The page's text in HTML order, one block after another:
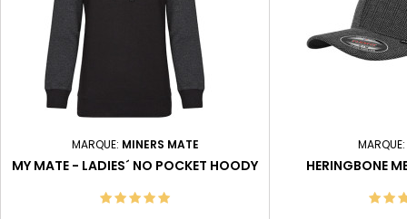
MARQUE: MINERS MATE
MY MATE - LADIES´ NO POCKET HOODY
MARQUE:
HERINGBONE